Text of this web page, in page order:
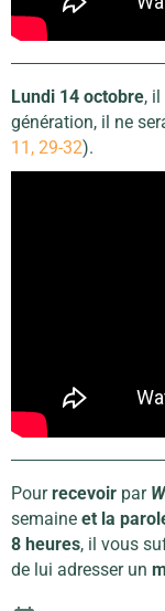
Lundi 14 octobre,
génération, il ne
11, 29-32).
Pourrecevoir par
semaine et la
8 heures, il vous
de lui adresser un